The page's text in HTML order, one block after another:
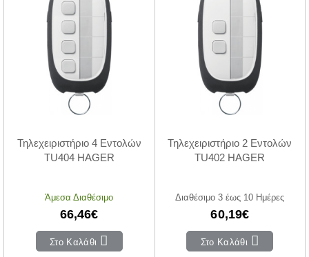
Τηλεχειριστήριο 4 Εντολών
TU404 HAGER
Άμεσα Διαθέσιμο
66,46€
Στο Καλάθι
Τηλεχειριστήριο 2 Εντολών
TU402 HAGER
Διαθέσιμο 3 έως 10 Ημέρες
60,19€
Στο Καλάθι